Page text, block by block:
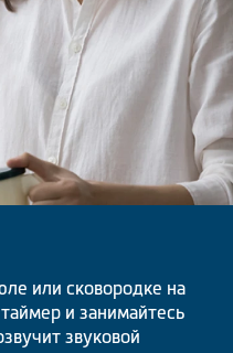
или сковородке на
и занимайтесь
звуковой